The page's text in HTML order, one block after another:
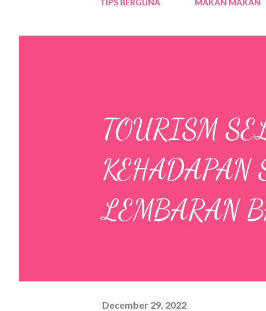
TIPS BERGUNA
MAKAN MAKAN
TOURISM
KEHADAPAN
LEMBARAN
December 29, 2022